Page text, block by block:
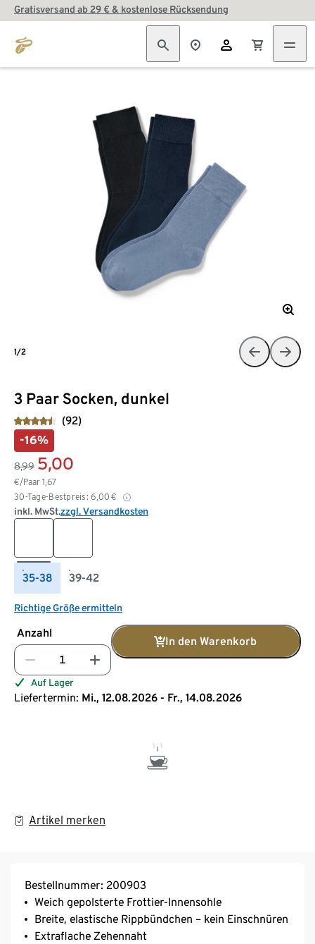
Gratisversand ab 29 € & kostenlose Rücksendung
3 Paar Socken, dunkel
(92)
-16%
8,99 5,00
€/Paar 1,67
30-Tage-Bestpreis: 6,00 €
inkl. MwSt.zzgl. Versandkosten
35-38 39-42
Richtige Größe ermitteln
Anzahl
In den Warenkorb
Auf Lager
Liefertermin: Mi., 12.08.2026 - Fr., 14.08.2026
Artikel merken
1/2
Bestellnummer: 200903
Weich gepolsterte Frottier-Innensohle
Breite, elastische Rippbündchen – kein Einschnüren
Extraflache Zehennaht